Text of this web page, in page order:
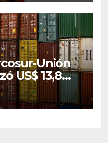
Unión
US$ 13,8
primeras 12